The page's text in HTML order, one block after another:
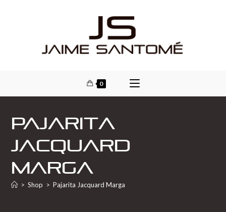
0
Pajarita
Jacquard
Marga
> Shop > Pajarita Jacquard Marga